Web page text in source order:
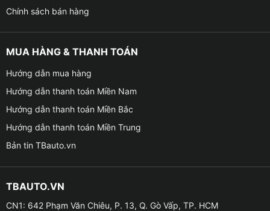
đỗ xe dễ dàng.
– Tự động hiển thị camera theo tín hiệu xi-nhan hoặc
vào số lùi.
– Có vạch đánh lái thông minh xoay theo vô-lăng, hỗ
trợ căn chỉnh chính xác.
– Chế độ xoay 3D cho phép quan sát ở nhiều góc khác
nhau, đặc biệt hữu ích ở đường hẹp hoặc khu vực
đông người.
hình lớn, giúp lái xe dễ dàng căn chỉnh khi đỗ hoặc lùi.
Chính sách bán hàng
MUA HÀNG & THANH TOÁN
Hướng dẫn mua hàng
Hướng dẫn thanh toán Miền Nam
Hướng dẫn thanh toán Miền Bắc
Hướng dẫn thanh toán Miền Trung
Bản tin TBauto.vn
TBAUTO.VN
CN1: 642 Phạm Văn Chiêu, P. 13, Q. Gò Vấp, TP. HCM